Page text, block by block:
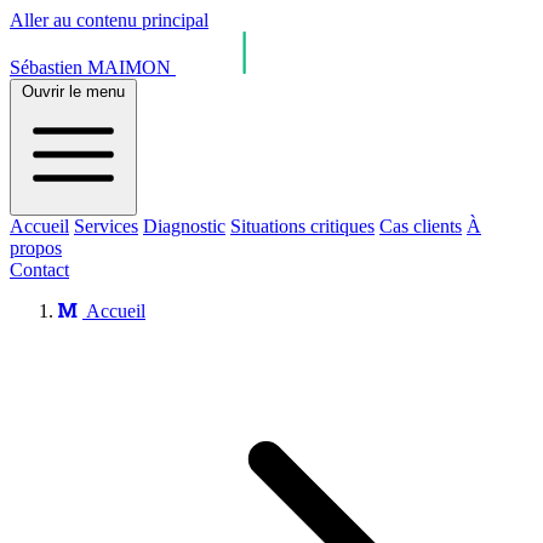
Aller au contenu principal
Sébastien MAIMON
Ouvrir le menu
Accueil Services Diagnostic Situations critiques Cas clients À
propos
Contact
Accueil